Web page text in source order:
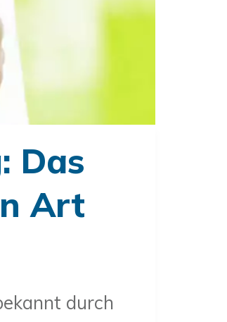
Das
Art
durch